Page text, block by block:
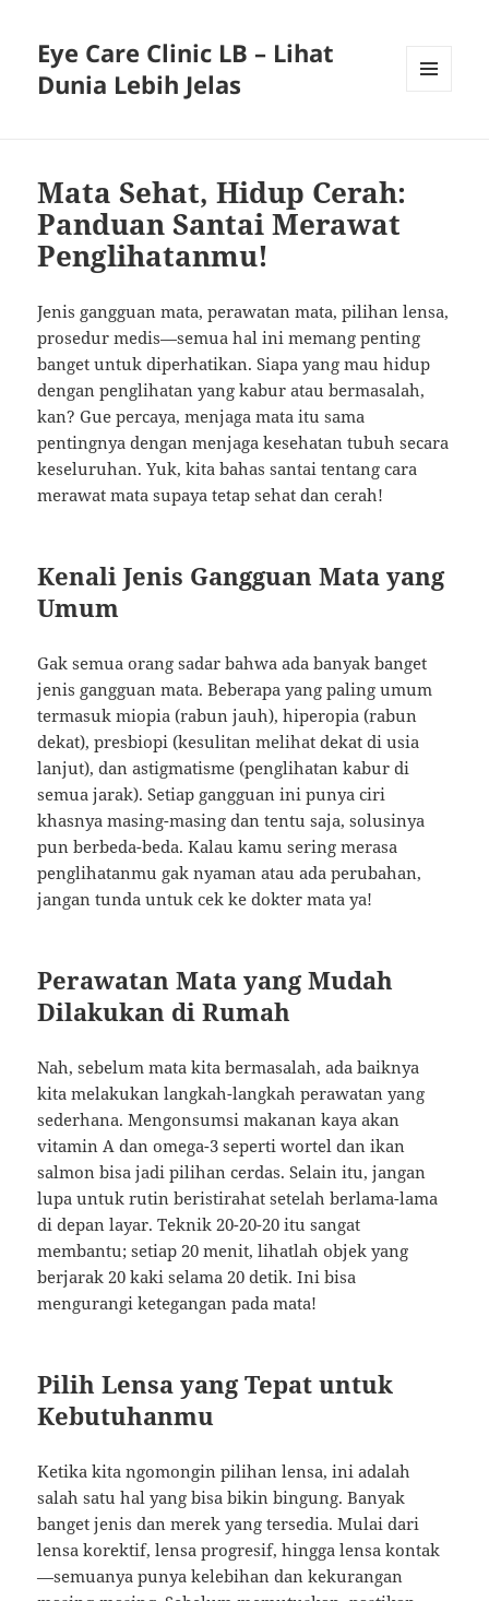
Eye Care Clinic LB – Lihat
Dunia Lebih Jelas
Mata Sehat, Hidup Cerah:
Panduan Santai Merawat
Penglihatanmu!
Jenis gangguan mata, perawatan mata, pilihan lensa,
prosedur medis—semua hal ini memang penting
banget untuk diperhatikan. Siapa yang mau hidup
dengan penglihatan yang kabur atau bermasalah,
kan? Gue percaya, menjaga mata itu sama
pentingnya dengan menjaga kesehatan tubuh secara
keseluruhan. Yuk, kita bahas santai tentang cara
merawat mata supaya tetap sehat dan cerah!
Kenali Jenis Gangguan Mata yang
Umum
Gak semua orang sadar bahwa ada banyak banget
jenis gangguan mata. Beberapa yang paling umum
termasuk miopia (rabun jauh), hiperopia (rabun
dekat), presbiopi (kesulitan melihat dekat di usia
lanjut), dan astigmatisme (penglihatan kabur di
semua jarak). Setiap gangguan ini punya ciri
khasnya masing-masing dan tentu saja, solusinya
pun berbeda-beda. Kalau kamu sering merasa
penglihatanmu gak nyaman atau ada perubahan,
jangan tunda untuk cek ke dokter mata ya!
Perawatan Mata yang Mudah
Dilakukan di Rumah
Nah, sebelum mata kita bermasalah, ada baiknya
kita melakukan langkah-langkah perawatan yang
sederhana. Mengonsumsi makanan kaya akan
vitamin A dan omega-3 seperti wortel dan ikan
salmon bisa jadi pilihan cerdas. Selain itu, jangan
lupa untuk rutin beristirahat setelah berlama-lama
di depan layar. Teknik 20-20-20 itu sangat
membantu; setiap 20 menit, lihatlah objek yang
berjarak 20 kaki selama 20 detik. Ini bisa
mengurangi ketegangan pada mata!
Pilih Lensa yang Tepat untuk
Kebutuhanmu
Ketika kita ngomongin pilihan lensa, ini adalah
salah satu hal yang bisa bikin bingung. Banyak
banget jenis dan merek yang tersedia. Mulai dari
lensa korektif, lensa progresif, hingga lensa kontak
—semuanya punya kelebihan dan kekurangan